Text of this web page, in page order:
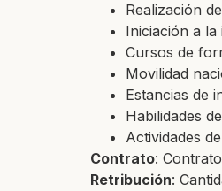
Realización
Iniciación a la
Cursos de
Movilidad
Estancias de
Habilidades
Actividades
Contrato:
Retribución: